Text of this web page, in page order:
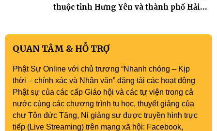
thuộc tỉnh Hưng Yên và thành phố Hải
QUAN TÂM & HỖ TRỢ
Phật Sự Online với chủ trương “Nhanh chóng – Kịp
thời – chính xác và Nhân văn” đăng tải các hoạt động
Phật sự của các cấp Giáo hội và các tự viện trong cả
nước cùng các chương trình tu học, thuyết giảng của
chư Tôn đức Tăng, Ni giảng sư được truyền hình trực
tiếp (Live Streaming) trên mạng xã hội: Facebook,